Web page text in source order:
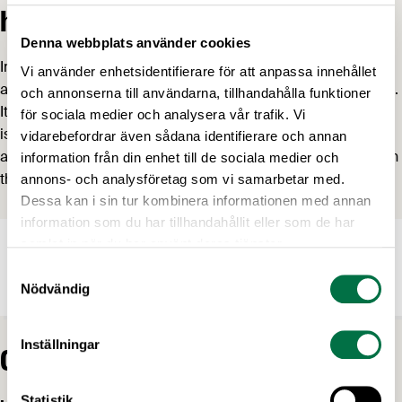
Denna webbplats använder cookies
Vi använder enhetsidentifierare för att anpassa innehållet
och annonserna till användarna, tillhandahålla funktioner
för sociala medier och analysera vår trafik. Vi
vidarebefordrar även sådana identifierare och annan
information från din enhet till de sociala medier och
annons- och analysföretag som vi samarbetar med.
Dessa kan i sin tur kombinera informationen med annan
information som du har tillhandahållit eller som de har
Nödvändig
Inställningar
health
In this brochure we present the Swedish Food Federation’s
and our members’ approach to working with food and health.
It summarises our points of view, highlights a number of key
issues and presents some of the many initiatives and
activities that the industry and companies are working with in
the field of food and health.
PDF, 7.2 MB
Contact information